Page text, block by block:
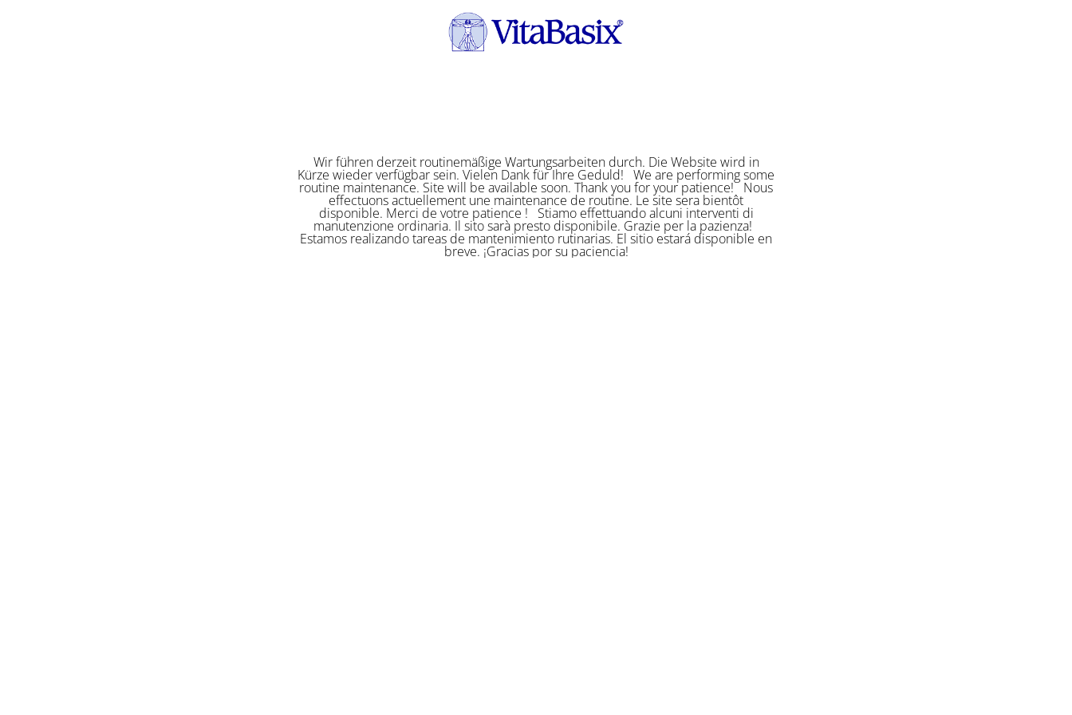
Wir führen derzeit routinemäßige Wartungsarbeiten durch. Die Website wird in
Kürze wieder verfügbar sein. Vielen Dank für Ihre Geduld! We are performing some
routine maintenance. Site will be available soon. Thank you for your patience! Nous
effectuons actuellement une maintenance de routine. Le site sera bientôt
disponible. Merci de votre patience ! Stiamo effettuando alcuni interventi di
manutenzione ordinaria. Il sito sarà presto disponibile. Grazie per la pazienza!
Estamos realizando tareas de mantenimiento rutinarias. El sitio estará disponible en
breve. ¡Gracias por su paciencia!